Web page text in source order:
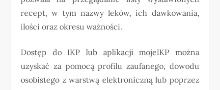
recept, w tym nazwy leków, ich dawkowania,
ilości oraz okresu ważności.
Dostęp do IKP lub aplikacji mojeIKP można
uzyskać za pomocą profilu zaufanego, dowodu
osobistego z warstwą elektroniczną lub poprzez